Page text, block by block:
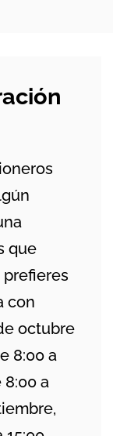
que
con
octubre
8:00 a
8:00 a